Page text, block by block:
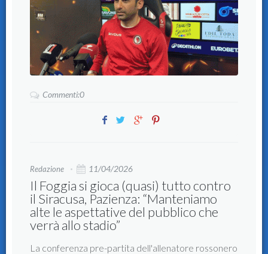
Commenti:0
Redazione 11/04/2026
Il Foggia si gioca (quasi) tutto contro
il Siracusa, Pazienza: “Manteniamo
alte le aspettative del pubblico che
verrà allo stadio”
La conferenza pre-partita dell'allenatore rossonero